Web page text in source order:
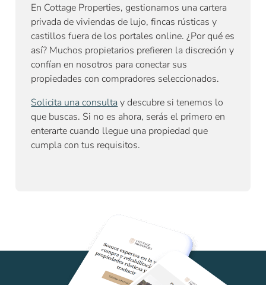
En Cottage Properties, gestionamos una cartera
privada de viviendas de lujo, fincas rústicas y
castillos fuera de los portales online. ¿Por qué es
así? Muchos propietarios prefieren la discreción y
confían en nosotros para conectar sus
propiedades con compradores seleccionados.
Solicita una consulta y descubre si tenemos lo
que buscas. Si no es ahora, serás el primero en
enterarte cuando llegue una propiedad que
cumpla con tus requisitos.